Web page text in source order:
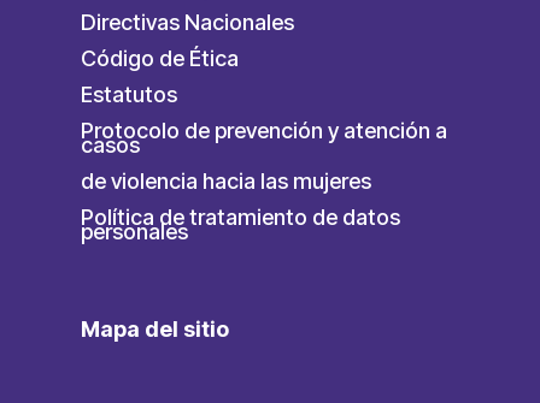
Directivas Nacionales
Código de Ética
Estatutos
Protocolo de prevención y atención a
casos
de violencia hacia las mujeres
Política de tratamiento de datos
personales
Mapa del sitio